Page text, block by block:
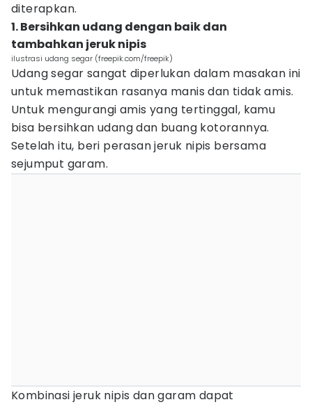
diterapkan.
1. Bersihkan udang dengan baik dan
tambahkan jeruk nipis
ilustrasi udang segar (freepik.com/freepik)
Udang segar sangat diperlukan dalam masakan ini
untuk memastikan rasanya manis dan tidak amis.
Untuk mengurangi amis yang tertinggal, kamu
bisa bersihkan udang dan buang kotorannya.
Setelah itu, beri perasan jeruk nipis bersama
sejumput garam.
Kombinasi jeruk nipis dan garam dapat